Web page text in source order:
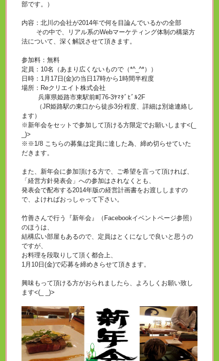
部です。）
内容：北川の会社が2014年で何を目論んでいるかの全部
その中で、リアル系のWebマーケティング体制の構築方
法について、深く解説させて頂きます。
参加料：無料
定員：10名（あまり広くないもので（*^_^*））
日時：1月17日(金)の当日17時から1時間半程度
場所：Reクリエイト株式会社
兵庫県姫路市東駅前町76-3ﾔﾏﾀﾞﾋﾞﾙ2F
（JR姫路駅の東口から徒歩3分程度、詳細は別途連絡し
ます）
※新年会をセットで参加して頂ける方限定でお願いします<(_
_)>
※※1/8 こちらの募集は定員に達した為、締め切らせていた
だきます。
また、新年会に参加頂ける方で、ご希望を言って頂ければ、
「経営方針発表会」への参加はされなくとも、
発表会で配布する2014年版の経営計画書をお渡ししますの
で、よければおっしゃって下さい。
竹善さんで行う『新年会』（Facebookイベントページ参照）
のほうは、
結構広い部屋もあるので、定員はとくになしで良いと思うの
ですが、
お料理を段取りして頂く都合上、
1月10日(金)で応募を締めきらせて頂きます。
興味もって頂ける方がおられましたら、よろしくお願い致し
ます<(_ _)>